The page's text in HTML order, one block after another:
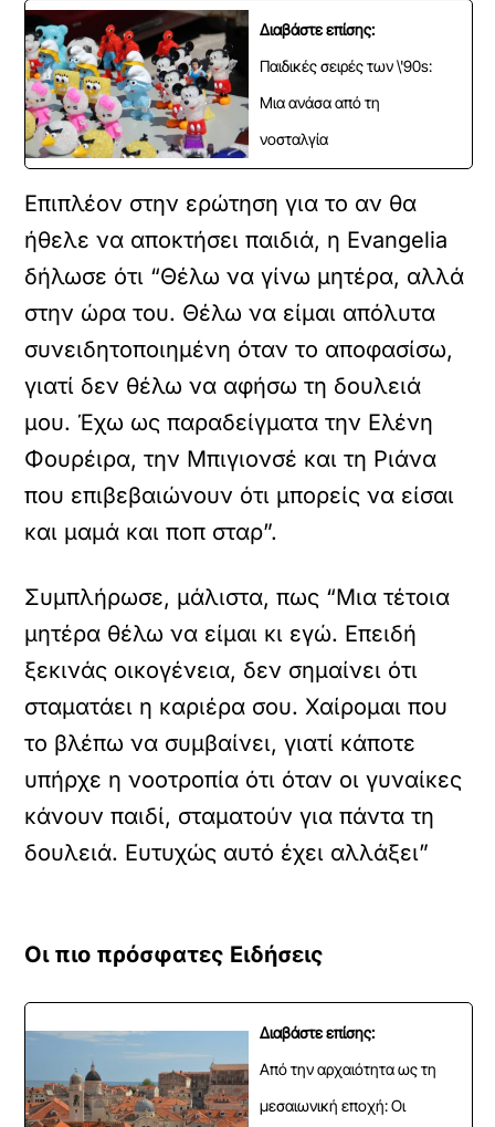
Διαβάστε επίσης:
Παιδικές σειρές των \'90s:
Μια ανάσα από τη
νοσταλγία
Επιπλέον στην ερώτηση για το αν θα
ήθελε να αποκτήσει παιδιά, η Evangelia
δήλωσε ότι “Θέλω να γίνω μητέρα, αλλά
στην ώρα του. Θέλω να είμαι απόλυτα
συνειδητοποιημένη όταν το αποφασίσω,
γιατί δεν θέλω να αφήσω τη δουλειά
μου. Έχω ως παραδείγματα την Ελένη
Φουρέιρα, την Μπιγιονσέ και τη Ριάνα
που επιβεβαιώνουν ότι μπορείς να είσαι
και μαμά και ποπ σταρ”.
Συμπλήρωσε, μάλιστα, πως “Μια τέτοια
μητέρα θέλω να είμαι κι εγώ. Επειδή
ξεκινάς οικογένεια, δεν σημαίνει ότι
σταματάει η καριέρα σου. Χαίρομαι που
το βλέπω να συμβαίνει, γιατί κάποτε
υπήρχε η νοοτροπία ότι όταν οι γυναίκες
κάνουν παιδί, σταματούν για πάντα τη
δουλειά. Ευτυχώς αυτό έχει αλλάξει”
Οι πιο πρόσφατες Ειδήσεις
Διαβάστε επίσης:
Από την αρχαιότητα ως τη
μεσαιωνική εποχή: Οι